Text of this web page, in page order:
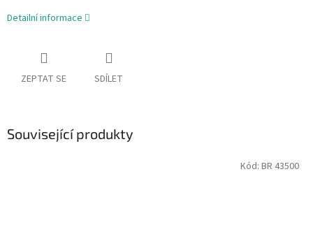
Detailní informace
ZEPTAT SE SDÍLET
Související produkty
Kód: BR 43500